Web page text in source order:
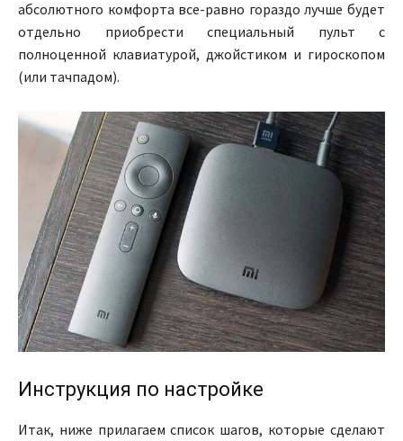
абсолютного комфорта все-равно гораздо лучше будет
отдельно приобрести специальный пульт с
полноценной клавиатурой, джойстиком и гироскопом
(или тачпадом).
Инструкция по настройке
Итак, ниже прилагаем список шагов, которые сделают